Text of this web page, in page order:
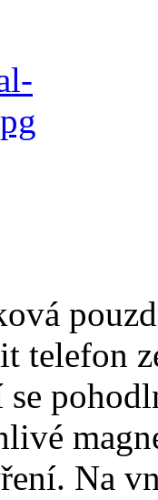
telefon
Na